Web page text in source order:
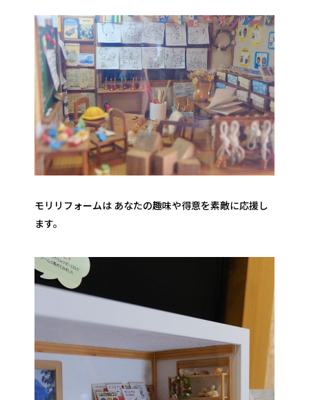
モリリフォームは あなたの趣味や得意を素敵に応援し
ます。